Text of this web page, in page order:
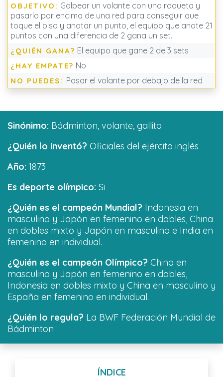
OBJETIVO: Golpear un volante con una raqueta y
pasarlo por encima de una red para conseguir que
toque el piso y anotar un punto, el equipo que anote 21
puntos con una diferencia de 2 gana un set.
¿QUIÉN GANA? El equipo que gane 2 de 3 sets
¿HAY EMPATE? No
NO PUEDES: Pasar el volante por debajo de la red
Sinónimo: Bádminton, volante, gallito
¿Quién lo inventó? Oficiales del ejército inglés
Año: 1873
Es deporte olímpico: Si
¿Quién es el campeón Mundial? Indonesia en
masculino y Japón en femenino en dobles, China
en dobles mixto y Japón en masculino e India en
femenino en individual.
¿Quién es el campeón Olímpico? China en
masculino y Japón en femenino en dobles,
Indonesia en dobles mixto y China en masculino y
España en femenino en individual.
¿Quién lo regula? La BWF Federación Mundial de
Bádminton
ÍNDICE